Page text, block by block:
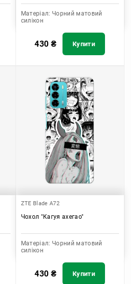
Матеріал: Чорний матовий
силікон
430 ₴ Купити
ZTE Blade A72
Чохол "Кагуя ахегао"
Матеріал: Чорний матовий
силікон
430 ₴ Купити